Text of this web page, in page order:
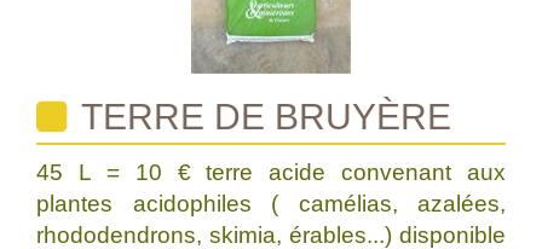
TERRE DE BRUYÈRE
45 L = 10 € terre acide convenant aux
plantes acidophiles ( camélias, azalées,
rhododendrons, skimia, érables...) disponible